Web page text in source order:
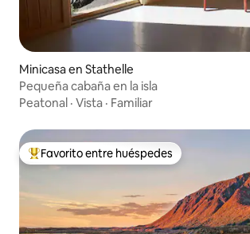
Minicasa en Stathelle
Pequeña cabaña en la isla
Peatonal · Vista · Familiar
Favorito entre huéspedes preferido
Favorito entre huéspedes